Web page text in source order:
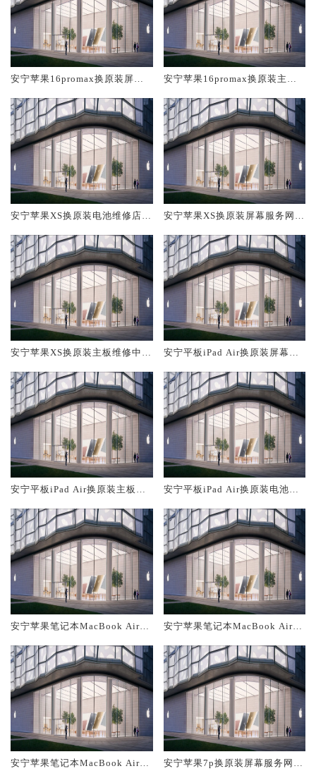
安宁苹果16promax换原装屏幕
安宁苹果16promax换原装主板
安宁苹果XS换原装电池维修店大
安宁苹果XS换原装屏幕服务网点
安宁苹果XS换原装主板维修中心
安宁平板iPad Air换原装屏幕服
安宁平板iPad Air换原装主板维
安宁平板iPad Air换原装电池维
安宁苹果笔记本MacBook Air换
安宁苹果笔记本MacBook Air换
安宁苹果笔记本MacBook Air换
安宁苹果7p换原装屏幕服务网点